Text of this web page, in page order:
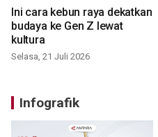
Ini cara kebun raya dekatkan
budaya ke Gen Z lewat
kultura
Selasa, 21 Juli 2026
Infografik